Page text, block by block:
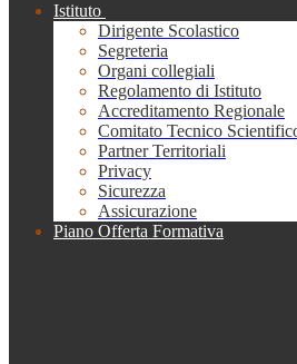
Istituto
Dirigente Scolastico
Segreteria
Organi collegiali
Regolamento di Istituto
Accreditamento Regionale
Comitato Tecnico
Partner Territoriali
Privacy
Sicurezza
Assicurazione
Piano Offerta Formativa